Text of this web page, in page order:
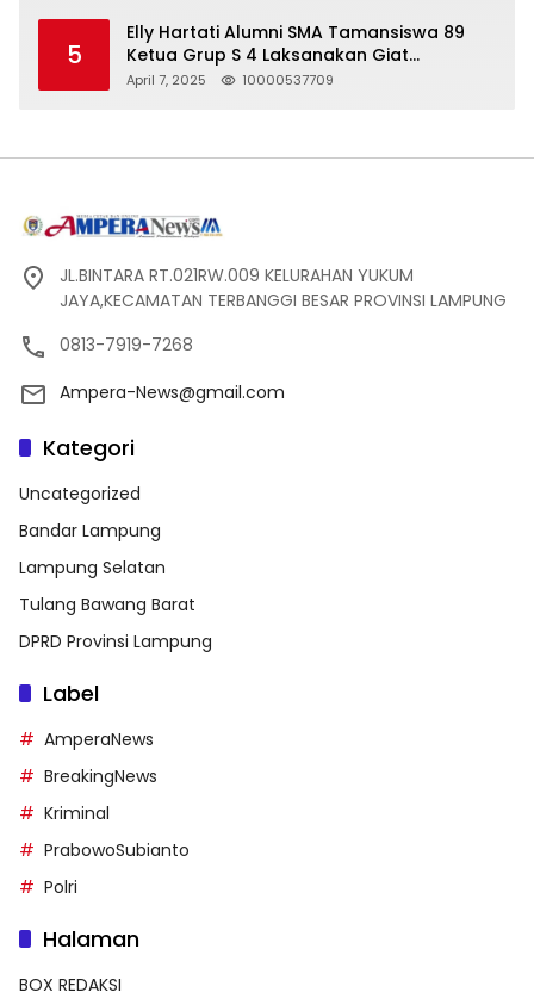
5
Elly Hartati Alumni SMA Tamansiswa 89
Ketua Grup S 4 Laksanakan Giat
Silaturahmi
April 7, 2025 10000537709
JL.BINTARA RT.021RW.009 KELURAHAN YUKUM
JAYA,KECAMATAN TERBANGGI BESAR PROVINSI LAMPUNG
0813-7919-7268
Ampera-News@gmail.com
Kategori
Uncategorized
Bandar Lampung
Lampung Selatan
Tulang Bawang Barat
DPRD Provinsi Lampung
Label
AmperaNews
BreakingNews
Kriminal
PrabowoSubianto
Polri
Halaman
BOX REDAKSI